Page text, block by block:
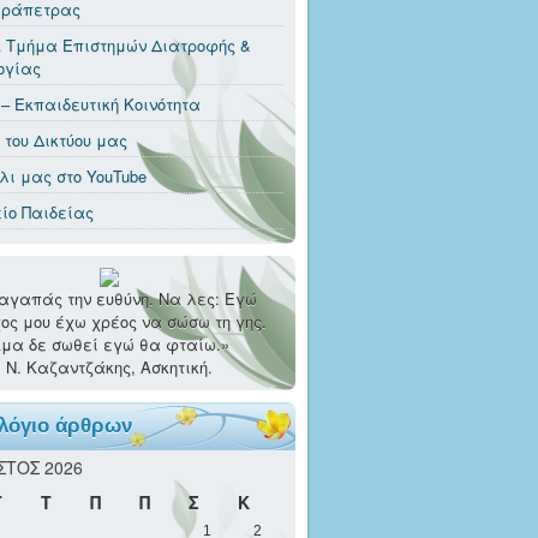
Επιστημών Διατροφής &
Εκπαιδευτική Κοινότητα
Δικτύου μας
μας στο YouTube
Παιδείας
την ευθύνη. Να λες: Εγώ
μου έχω χρέος να σώσω τη γης.
δε σωθεί εγώ θα φταίω.»
Ν. Καζαντζάκης, Ασκητική.
άρθρων
2026
Τ Π Π Σ Κ
1
2